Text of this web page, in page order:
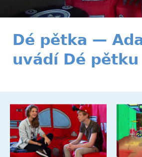
Dé pětka —
uvádí Dé pětku